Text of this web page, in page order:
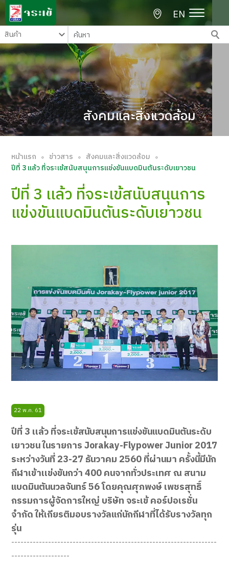
EN
สังคมและสิ่งแวดล้อม
หน้าแรก ∘ ข่าวสาร ∘ สังคมและสิ่งแวดล้อม ∘
ปีที่ 3 เเล้ว ที่จระเข้สนับสนุนการแข่งขันแบดมินตันระดับเยาวชน
ปีที่ 3 เเล้ว ที่จระเข้สนับสนุนการ
แข่งขันแบดมินตันระดับเยาวชน
22 พ.ค. 61
ปีที่ 3 เเล้ว ที่จระเข้สนับสนุนการแข่งขันแบดมินตันระดับ
เยาวชน ในรายการ Jorakay-Flypower Junior 2017
ระหว่างวันที่ 23-27 ธันวาคม 2560 ที่ผ่านมา ครั้งนี้มีนัก
กีฬาเข้าเเข่งขันกว่า 400 คนจากทั่วประเทศ ณ สนาม
แบดมินตันนวลจันทร์ 56 โดยคุณศุภพงษ์ เพชรสุทธิ์
กรรมการผู้จัดการใหญ่ บริษัท จระเข้ คอร์ปอเรชั่น
จำกัด ให้เกียรติมอบรางวัลแก่นักกีฬาที่ได้รับรางวัลทุก
รุ่น
-------------------------------------------------------------------
-------------------